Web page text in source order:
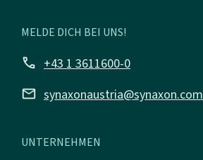
MELDE DICH BEI UNS!
call +43 1 3611600-0
mail synaxonaustria@synaxon.com
UNTERNEHMEN